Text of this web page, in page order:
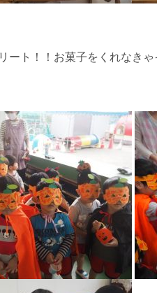
ート！！お菓子をくれなき